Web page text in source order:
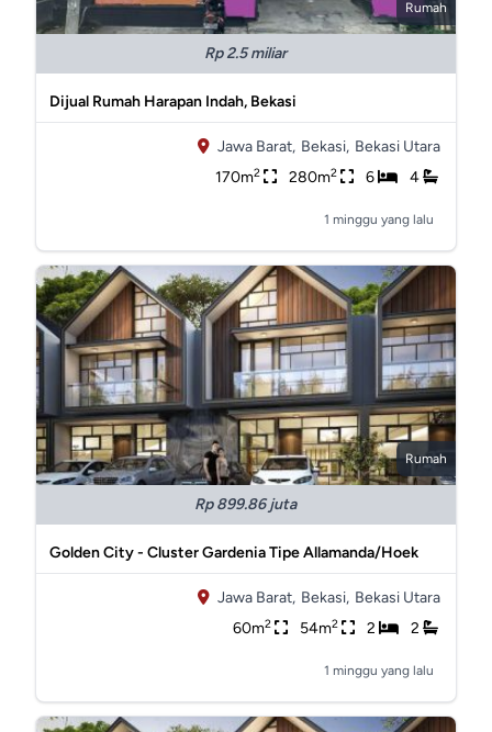
Rumah
Rp 2.5 miliar
Dijual Rumah Harapan Indah, Bekasi
Jawa Barat, Bekasi, Bekasi Utara
170m2 280m2 6 4
1 minggu yang lalu
Rumah
Rp 899.86 juta
Golden City - Cluster Gardenia Tipe Allamanda/Hoek
Jawa Barat, Bekasi, Bekasi Utara
60m2 54m2 2 2
1 minggu yang lalu